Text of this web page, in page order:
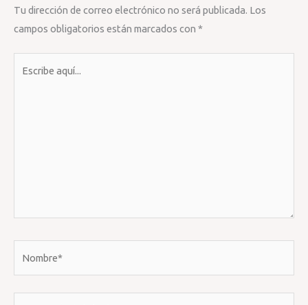
Tu dirección de correo electrónico no será publicada. Los
campos obligatorios están marcados con *